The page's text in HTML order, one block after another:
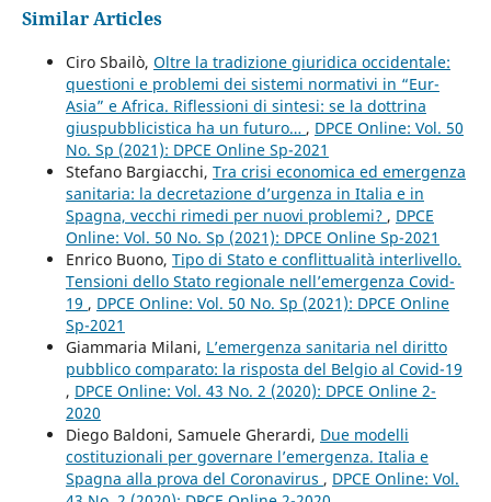
Similar Articles
Ciro Sbailò, Oltre la tradizione giuridica occidentale:
questioni e problemi dei sistemi normativi in “Eur-
Asia” e Africa. Riflessioni di sintesi: se la dottrina
giuspubblicistica ha un futuro… , DPCE Online: Vol. 50
No. Sp (2021): DPCE Online Sp-2021
Stefano Bargiacchi, Tra crisi economica ed emergenza
sanitaria: la decretazione d’urgenza in Italia e in
Spagna, vecchi rimedi per nuovi problemi? , DPCE
Online: Vol. 50 No. Sp (2021): DPCE Online Sp-2021
Enrico Buono, Tipo di Stato e conflittualità interlivello.
Tensioni dello Stato regionale nell’emergenza Covid-
19 , DPCE Online: Vol. 50 No. Sp (2021): DPCE Online
Sp-2021
Giammaria Milani, L’emergenza sanitaria nel diritto
pubblico comparato: la risposta del Belgio al Covid-19
, DPCE Online: Vol. 43 No. 2 (2020): DPCE Online 2-
2020
Diego Baldoni, Samuele Gherardi, Due modelli
costituzionali per governare l’emergenza. Italia e
Spagna alla prova del Coronavirus , DPCE Online: Vol.